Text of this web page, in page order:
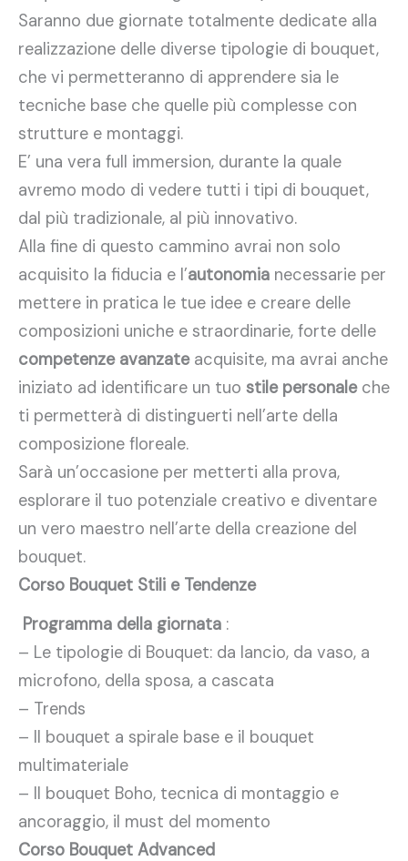
Saranno due giornate totalmente dedicate alla
realizzazione delle diverse tipologie di bouquet,
che vi permetteranno di apprendere sia le
tecniche base che quelle più complesse con
strutture e montaggi.
E’ una vera full immersion, durante la quale
avremo modo di vedere tutti i tipi di bouquet,
dal più tradizionale, al più innovativo.
Alla fine di questo cammino avrai non solo
acquisito la fiducia e l’autonomia necessarie per
mettere in pratica le tue idee e creare delle
composizioni uniche e straordinarie, forte delle
competenze avanzateacquisite, ma avrai anche
iniziato ad identificare un tuo stile personaleche
ti permetterà di distinguerti nell’arte della
composizione floreale.
Sarà un’occasione per metterti alla prova,
esplorare il tuo potenziale creativo e diventare
un vero maestro nell’arte della creazione del
bouquet.
Corso Bouquet Stili e Tendenze
Programma della giornata :
– Le tipologie di Bouquet: da lancio, da vaso, a
microfono, della sposa, a cascata
– Trends
– Il bouquet a spirale base e il bouquet
multimateriale
– Il bouquet Boho, tecnica di montaggio e
ancoraggio, il must del momento
Corso Bouquet Advanced